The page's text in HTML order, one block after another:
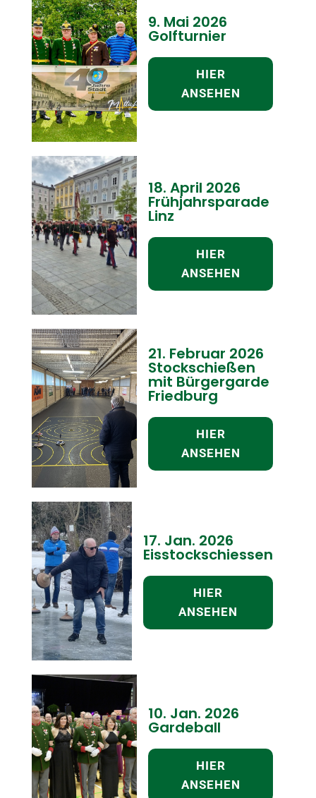
9. Mai 2026
Golfturnier
HIER
ANSEHEN
18. April 2026
Frühjahrsparade
Linz
HIER
ANSEHEN
21. Februar 2026
Stockschießen
mit Bürgergarde
Friedburg
HIER
ANSEHEN
17. Jan. 2026
Eisstockschiessen
HIER
ANSEHEN
10. Jan. 2026
Gardeball
HIER
ANSEHEN